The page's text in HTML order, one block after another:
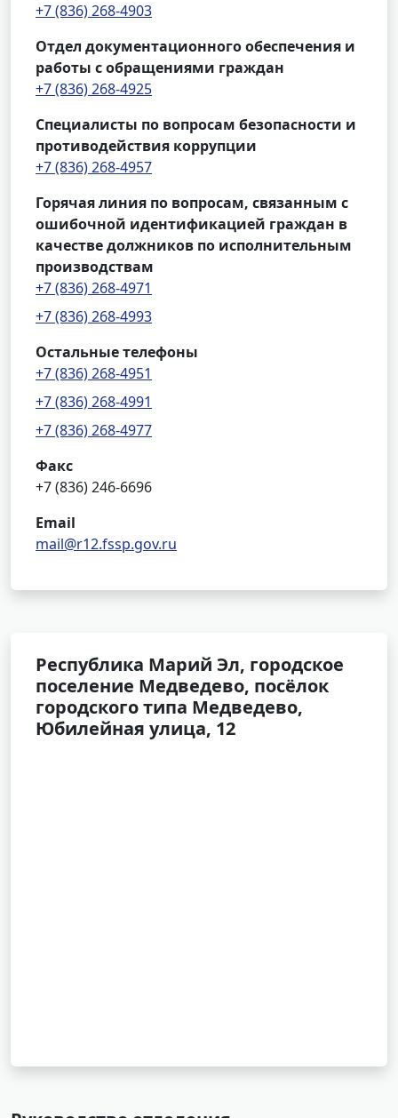
+7 (836) 268-4903
Отдел документационного обеспечения и
работы с обращениями граждан
+7 (836) 268-4925
Специалисты по вопросам безопасности и
противодействия коррупции
+7 (836) 268-4957
Горячая линия по вопросам, связанным с
ошибочной идентификацией граждан в
качестве должников по исполнительным
производствам
+7 (836) 268-4971
+7 (836) 268-4993
Остальные телефоны
+7 (836) 268-4951
+7 (836) 268-4991
+7 (836) 268-4977
Факс
+7 (836) 246-6696
Email
mail@r12.fssp.gov.ru
Республика Марий Эл, городское
поселение Медведево, посёлок
городского типа Медведево,
Юбилейная улица, 12